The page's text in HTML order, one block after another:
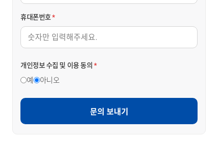
휴대폰번호*
개인정보 수집 및 이용 동의 *
예 아니오
문의 보내기